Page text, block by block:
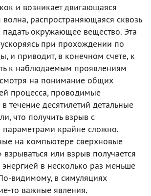
и возникает двигающаяся
волна, распространяющаяся сквозь
окружающее вещество. Эта
при прохождении по
и приводит, в конечном счете, к
к наблюдаемым проявлениям
на понимание общих
процесса, проводимые
течение десятилетий детальные
что получить взрыв с
крайне сложно.
на компьютере сверхновые
взрываться или взрыв получается
энергией в несколько раз меньше
видимому, в симуляциях
то важные явления.